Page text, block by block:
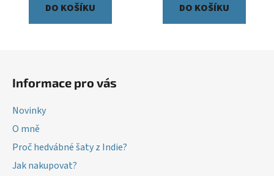
DO KOŠÍKU DO KOŠÍKU
Informace pro vás
Novinky
O mně
Proč hedvábné šaty z Indie?
Jak nakupovat?